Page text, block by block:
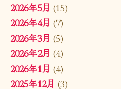
2026年5月 (15)
2026年4月 (7)
2026年3月 (5)
2026年2月 (4)
2026年1月 (4)
2025年12月 (3)